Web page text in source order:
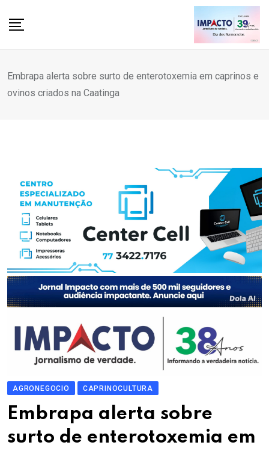
Embrapa alerta sobre surto de enterotoxemia em caprinos e
ovinos criados na Caatinga
AGRONEGOCIO CAPRINOCULTURA
Embrapa alerta sobre
surto de enterotoxemia em